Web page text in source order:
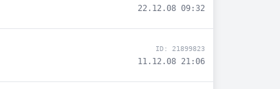
22.12.08 09:32
ID: 21899823
11.12.08 21:06